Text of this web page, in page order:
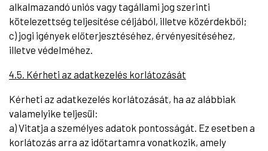
alkalmazandó uniós vagy tagállami jog szerinti
kötelezettség teljesítése céljából, illetve közérdekből;
c) jogi igények előterjesztéséhez, érvényesítéséhez,
illetve védelméhez.
4.5. Kérheti az adatkezelés korlátozását
Kérheti az adatkezelés korlátozását, ha az alábbiak
valamelyike teljesül:
a) Vitatja a személyes adatok pontosságát. Ez esetben a
korlátozás arra az időtartamra vonatkozik, amely